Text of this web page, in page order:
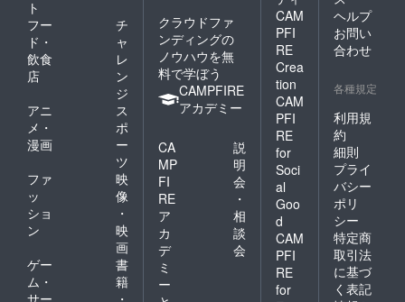
ト
フー
ド・
飲食
店
チ
ャ
レ
ン
ジ
アニ
メ・
漫画
ス
ポ
ー
ツ
ファ
ッ
ショ
ン
映
像
・
映
画
ゲー
ム・
サー
書
籍
・
クラウドファ
ンディングの
ノウハウを無
料で学ぼう
CAMPFIRE
アカデミー
CA
MP
FI
RE
ア
カ
デ
ミ
ー
説
明
会
・
相
談
会
CAM
PFI
RE
Crea
tion
CAM
PFI
RE
for
Soci
al
Goo
d
CAM
PFI
RE
for
ヘルプ
お問い
合わせ
各種規定
利用規
約
細則
プライ
バシー
ポリ
シー
特定商
取引法
に基づ
く表記